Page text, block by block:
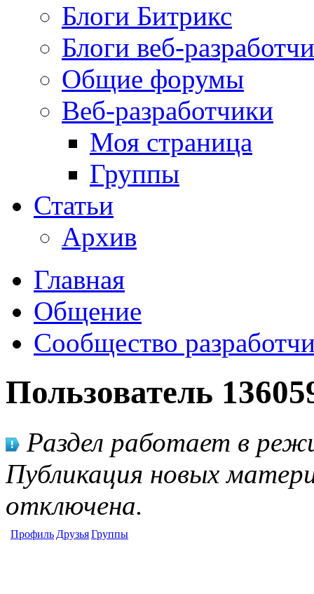
Блоги Битрикс
Блоги веб-
Общие форумы
Веб-разработчики
Моя страница
Группы
Статьи
Архив
Главная
Общение
Сообщество
Пользователь
Раздел работает в
Публикация новых
отключена.
Профиль ДрузьяГруппы